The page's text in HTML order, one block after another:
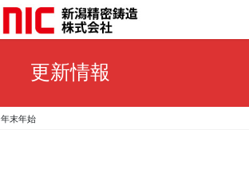
更新情報
年末年始